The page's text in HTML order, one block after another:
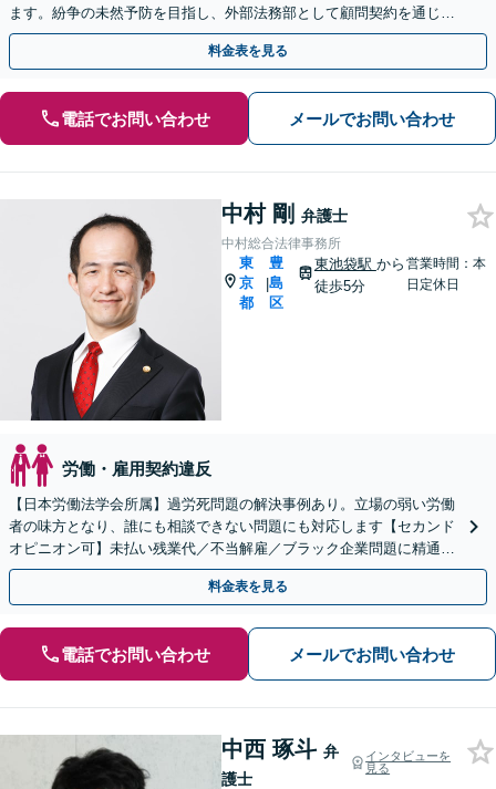
ます。紛争の未然予防を目指し、外部法務部として顧問契約を通じた
充実のサポートを提供しております【池袋駅徒歩4分】
料金表を見る
電話でお問い合わせ メールでお問い合わせ
中村 剛 弁護士
中村総合法律事務所
東
京
都
|
豊
島
区
東池袋駅 から
徒歩5分
営業時間：本
日定休日
労働・雇用契約違反
【日本労働法学会所属】過労死問題の解決事例あり。立場の弱い労働
者の味方となり、誰にも相談できない問題にも対応します【セカンド
オピニオン可】未払い残業代／不当解雇／ブラック企業問題に精通！
お気軽にご相談ください【池袋駅徒歩5分】【夜間面談可】
料金表を見る
電話でお問い合わせ メールでお問い合わせ
中西 琢斗 弁
護士
インタビューを
見る